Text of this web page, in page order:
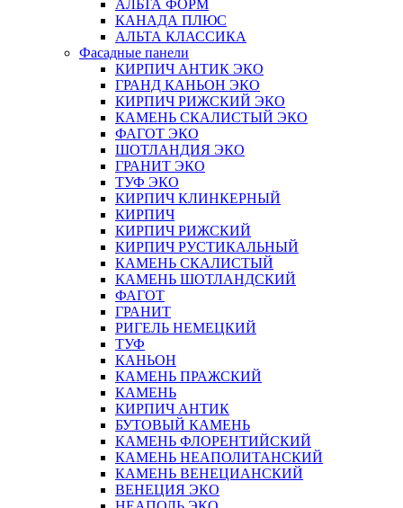
АЛЬТА ФОРМ
КАНАДА ПЛЮС
АЛЬТА КЛАССИКА
Фасадные панели
КИРПИЧ АНТИК ЭКО
ГРАНД КАНЬОН ЭКО
КИРПИЧ РИЖСКИЙ ЭКО
КАМЕНЬ СКАЛИСТЫЙ ЭКО
ФАГОТ ЭКО
ШОТЛАНДИЯ ЭКО
ГРАНИТ ЭКО
ТУФ ЭКО
КИРПИЧ КЛИНКЕРНЫЙ
КИРПИЧ
КИРПИЧ РИЖСКИЙ
КИРПИЧ РУСТИКАЛЬНЫЙ
КАМЕНЬ СКАЛИСТЫЙ
КАМЕНЬ ШОТЛАНДСКИЙ
ФАГОТ
ГРАНИТ
РИГЕЛЬ НЕМЕЦКИЙ
ТУФ
КАНЬОН
КАМЕНЬ ПРАЖСКИЙ
КАМЕНЬ
КИРПИЧ АНТИК
БУТОВЫЙ КАМЕНЬ
КАМЕНЬ ФЛОРЕНТИЙСКИЙ
КАМЕНЬ НЕАПОЛИТАНСКИЙ
КАМЕНЬ ВЕНЕЦИАНСКИЙ
ВЕНЕЦИЯ ЭКО